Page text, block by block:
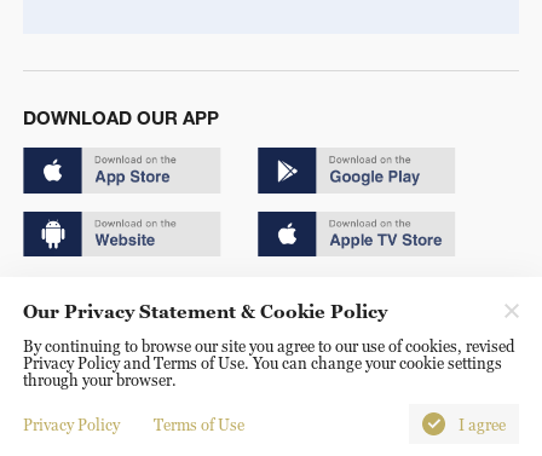
DOWNLOAD OUR APP
京ICP备20000184号
京公网安备 11010502050052号
Disinformation report hotline: 010-85061466
Our Privacy Statement & Cookie Policy
By continuing to browse our site you agree to our use of cookies, revised
Privacy Policy and Terms of Use. You can change your cookie settings
through your browser.
Privacy Policy Terms of Use I agree